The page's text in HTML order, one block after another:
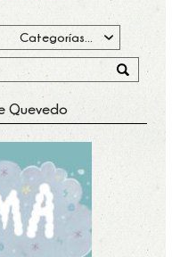
Quevedo